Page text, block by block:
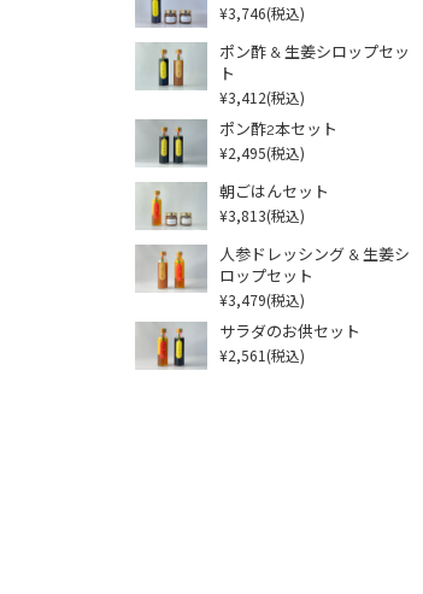
¥3,746(税込)
ポン酢 & 生姜シロップセッ
ト
¥3,412(税込)
ポン酢2本セット
¥2,495(税込)
朝ごはんセット
¥3,813(税込)
人参ドレッシング & 生姜シ
ロップセット
¥3,479(税込)
サラダのお供セット
¥2,561 (税込)